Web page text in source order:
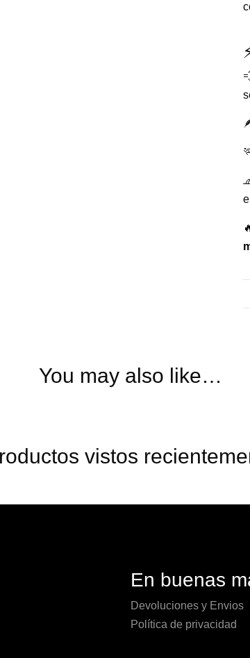
You may also like…
vistos
En buenas
Devoluciones y Envios
Política de privacidad